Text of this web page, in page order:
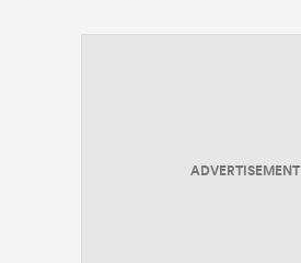
ADVERTISEMENT